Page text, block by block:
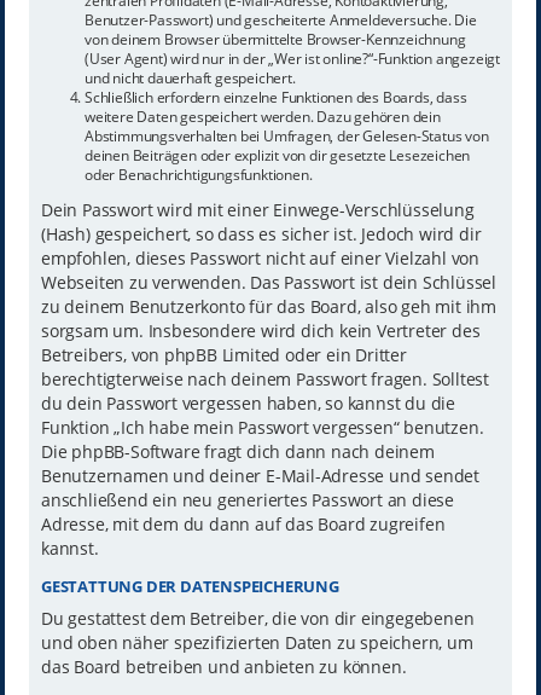
Benutzer-Passwort) und gescheiterte Anmeldeversuche. Die
von deinem Browser übermittelte Browser-Kennzeichnung
(User Agent) wird nur in der „Wer ist online?“-Funktion angezeigt
und nicht dauerhaft gespeichert.
Schließlich erfordern einzelne Funktionen des Boards, dass
weitere Daten gespeichert werden. Dazu gehören dein
Abstimmungsverhalten bei Umfragen, der Gelesen-Status von
deinen Beiträgen oder explizit von dir gesetzte Lesezeichen
oder Benachrichtigungsfunktionen.
Dein Passwort wird mit einer Einwege-Verschlüsselung
(Hash) gespeichert, so dass es sicher ist. Jedoch wird dir
empfohlen, dieses Passwort nicht auf einer Vielzahl von
Webseiten zu verwenden. Das Passwort ist dein Schlüssel
zu deinem Benutzerkonto für das Board, also geh mit ihm
sorgsam um. Insbesondere wird dich kein Vertreter des
Betreibers, von phpBB Limited oder ein Dritter
berechtigterweise nach deinem Passwort fragen. Solltest
du dein Passwort vergessen haben, so kannst du die
Funktion „Ich habe mein Passwort vergessen“ benutzen.
Die phpBB-Software fragt dich dann nach deinem
Benutzernamen und deiner E-Mail-Adresse und sendet
anschließend ein neu generiertes Passwort an diese
Adresse, mit dem du dann auf das Board zugreifen
kannst.
GESTATTUNG DER DATENSPEICHERUNG
Du gestattest dem Betreiber, die von dir eingegebenen
und oben näher spezifizierten Daten zu speichern, um
das Board betreiben und anbieten zu können.